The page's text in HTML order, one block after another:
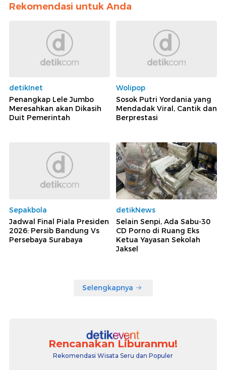
Rekomendasi untuk Anda
detikInet
Penangkap Lele Jumbo
Meresahkan akan Dikasih
Duit Pemerintah
Wolipop
Sosok Putri Yordania yang
Mendadak Viral, Cantik dan
Berprestasi
Sepakbola
Jadwal Final Piala Presiden
2026: Persib Bandung Vs
Persebaya Surabaya
detikNews
Selain Senpi, Ada Sabu-30
CD Porno di Ruang Eks
Ketua Yayasan Sekolah
Jaksel
Selengkapnya
Rencanakan Liburanmu!
Rekomendasi Wisata Seru dan Populer